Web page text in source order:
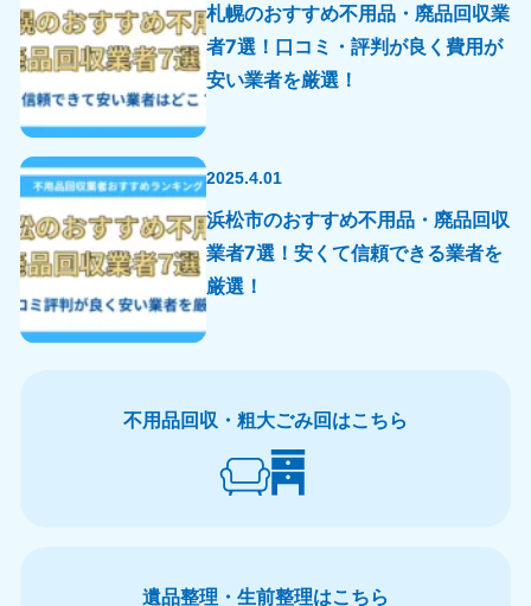
札幌のおすすめ不用品・廃品回収業
者7選！口コミ・評判が良く費用が
安い業者を厳選！
2025.4.01
浜松市のおすすめ不用品・廃品回収
業者7選！安くて信頼できる業者を
厳選！
不用品回収・粗大ごみ回はこちら
遺品整理・生前整理はこちら